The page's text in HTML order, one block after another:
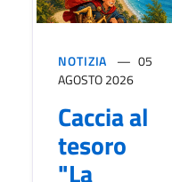
NOTIZIA
05
AGOSTO 2026
Caccia al
tesoro
"La